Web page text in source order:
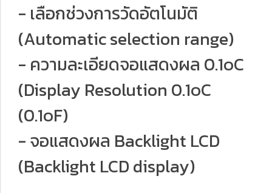
- เลือกช่วงการวัดอัตโนมัติ
(Automatic selection range)
- ความละเอียดจอแสดงผล 0.1๐C
(Display Resolution 0.1๐C
(0.1๐F)
- จอแสดงผล Backlight LCD
(Backlight LCD display)